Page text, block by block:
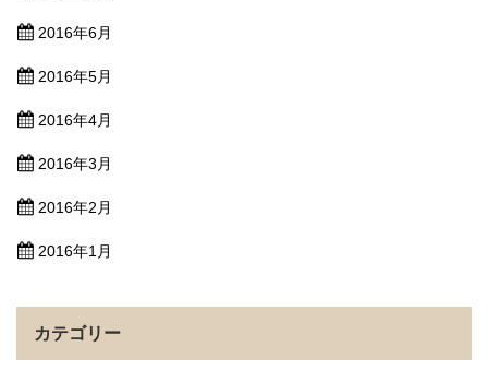
2016年6月
2016年5月
2016年4月
2016年3月
2016年2月
2016年1月
カテゴリー